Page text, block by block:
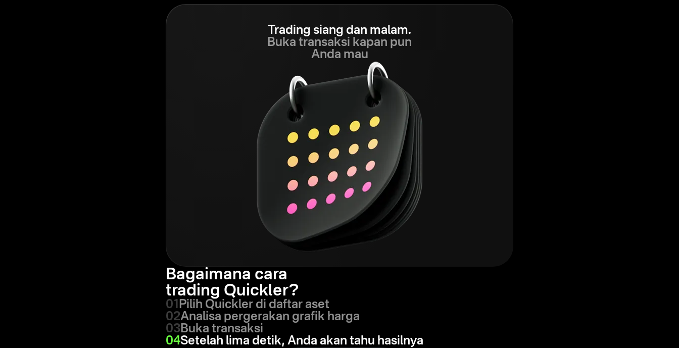
Trading siang dan malam.
Buka transaksi kapan pun
Anda mau
Bagaimana cara
trading Quickler?
01Pilih Quickler di daftar aset
02Analisa pergerakan grafik harga
03Buka transaksi
04Setelah lima detik, Anda akan tahu hasilnya